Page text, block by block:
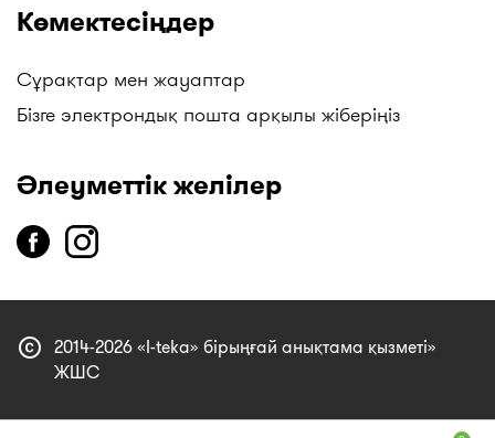
Көмектесіңдер
Сұрақтар мен жауаптар
Бізге электрондық пошта арқылы жіберіңіз
Әлеуметтік желілер
copyright 2014-2026 «I-teka» бірыңғай анықтама қызметі»
ЖШС